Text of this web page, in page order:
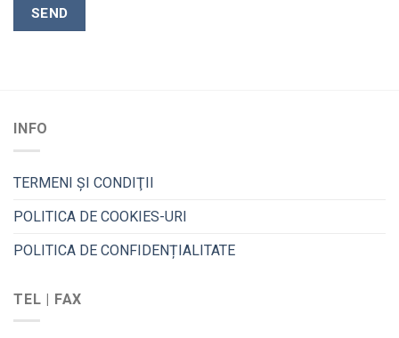
INFO
TERMENI ȘI CONDIŢII
POLITICA DE COOKIES-URI
POLITICA DE CONFIDENȚIALITATE
TEL | FAX